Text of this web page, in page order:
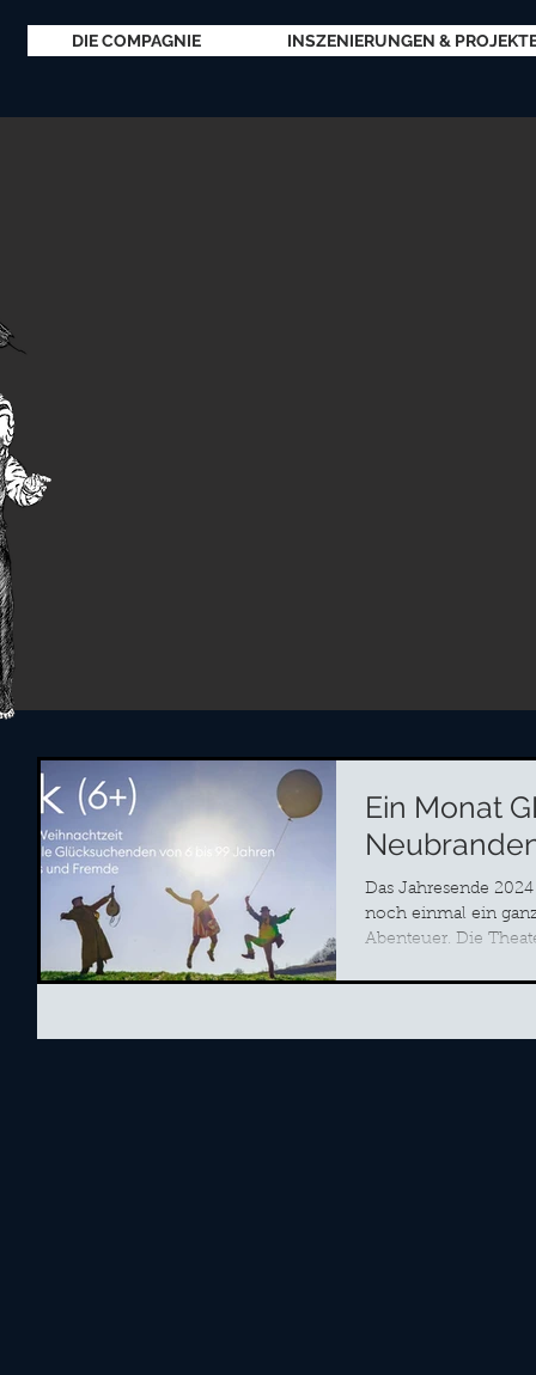
DIE COMPAGNIE INSZENIERUNGEN &
Ein Monat
Das Jahresende
noch einmal ein
Abenteuer. Die